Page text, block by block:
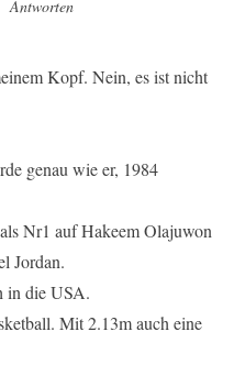
15:42
Antworten
Kopf. Nein, es ist nicht
genau wie er, 1984
Nr1 auf Hakeem Olajuwon
Jordan.
in die USA.
Mit 2.13m auch eine